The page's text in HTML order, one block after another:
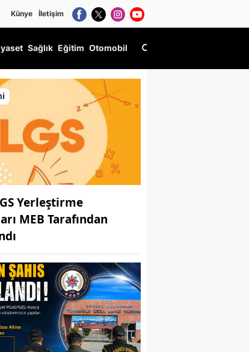
Künye İletişim
Sağlık Eğitim Otomobil
Yerleştirme
MEB Tarafından